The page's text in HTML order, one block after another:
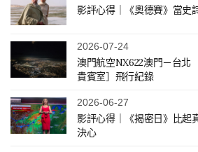
影評心得｜《奧德賽》當史
2026-07-24
澳門航空NX622澳門－台北
貴賓室］飛行紀錄
2026-06-27
影評心得｜《揭密日》比起
決心